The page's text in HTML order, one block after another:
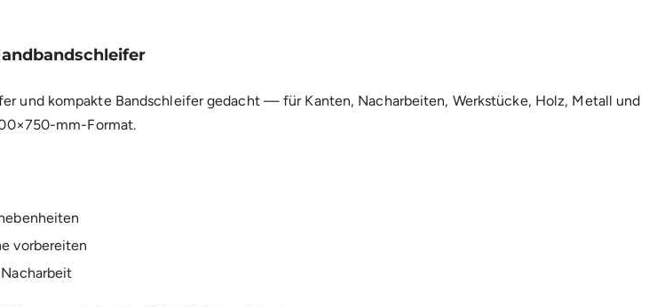
und kompakte Bandschleifer gedacht — für Kanten, Nacharbeiten, Werkstücke, Holz, Metall und
mm-Format.
vorbereiten